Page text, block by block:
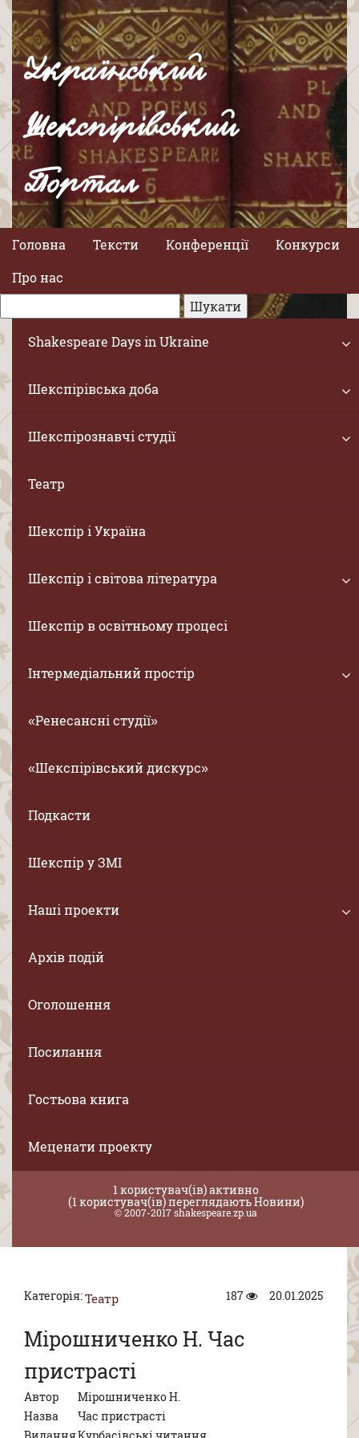
Український
Шекспірівський
Портал
Головна Тексти Конференції
Конкурси
Про нас
Shakespeare Days in Ukraine
Шекспірівська доба
Шекспірознавчі студії
Театр
Шекспір і Україна
Шекспір і світова література
Шекспір в освітньому процесі
Інтермедіальний простір
«Ренесансні студії»
«Шекспірівський дискурс»
Подкасти
Шекспір у ЗМІ
Наші проекти
Архів подій
Оголошення
Посилання
Гостьова книга
Меценати проекту
1 користувач(ів) активно
(1 користувач(ів) переглядають Новини)
© 2007-2017 shakespeare.zp.ua
Категорія:Театр 20.01.2025
187
Мірошниченко Н. Час
пристрасті
Автор
Мірошниченко Н.
Назва
Час пристрасті